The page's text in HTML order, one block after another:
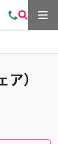
問
わ
索
メ
）